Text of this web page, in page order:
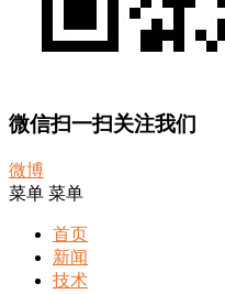
微信扫一扫关注我们
微博
菜单 菜单
首页
新闻
技术